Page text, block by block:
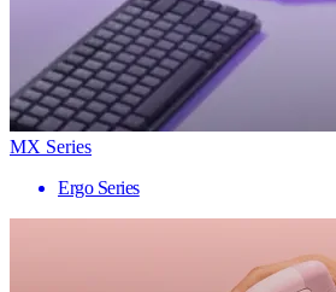
MX Series
Ergo Series